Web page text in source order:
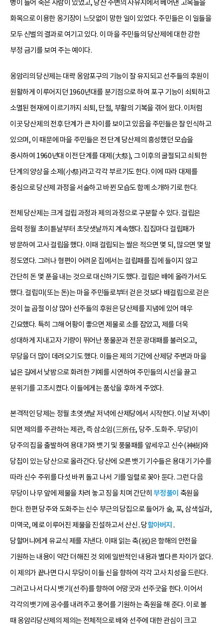
병이 들어 죽은 사람이 있었고, 당산 주변의 사유지에서 베어낸 고목들을
화목으로 이용한 옹기장이 느닷없이 망한 일이 있었다. 주민들은 이 일들을
모두 신벌의 결과로 여기고 있다. 이 마을 주민들의 당산제에 대한 강한
부정 금기를 보여 주는 예이다.
옹암리의 당산제는 대략 옹암포구의 기능이 잘 유지되고 선주들의 후원이
원활하게 이루어지던 1960년대를 분기점으로 하여 포구 기능이 쇠퇴하고
소멸된 현재에 이르기까지 쇠퇴, 단절, 부활의 기복을 겪어 왔다. 이처럼
이곳 당산제의 전후 단계가 큰 차이를 보이고 있음을 주민들은 잘 인식하고
있으며, 이 때문에 마을 주민들은 전 단계 당산제의 흥성했던 모습을
중시하여 1960년대 이전 단계를 대제(大祭), 그 이후의 굴절되고 쇠퇴한
단계의 양상을 소제(小祭)라고 각각 부르기도 한다. 이에 따라 대제를
중심으로 당산제 과정을 서술하고 바뀐 모습도 함께 소개하기로 한다.
전체 당산제는 크게 걸립 과정과 제의 과정으로 구분할 수 있다. 걸립은
음력 정월 초이튿날부터 초닷샛날까지 계속했다. 집집마다 걸립패가
방문하여 고사 걸립을 했다. 이때 걸립되는 쌀은 적으면 몇 되, 많으면 몇 말
정도였다. 그러나 형편이 어려운 집에서는 걸립패를 집에 들이지 않고
간단히 돈 몇 푼을 내는 것으로 대신하기도 했다. 걸립은 배에 올라가서도
했다. 걸립미(또는 돈)는 마을 주민들로부터 걷은 것보다 배걸립으로 걷은
것이 늘 곱절 이상 많아 선주들의 후원은 당산제를 지냄에 있어 매우
긴요했다. 특히 그해 어황이 좋으면 제물로 소를 잡았고, 제를 더욱
성대하게 지내고자 기량이 뛰어난 풍물꾼과 전문 광대패를 불러오고,
무당을 더 많이 데려오기도 했다. 이들은 제의 기간에 산제당 주변과 마을
넓은 길에서 낮밤으로 화려한 기예를 시연하여 주민들의 시선을 끌고
분위기를 고조시켰다. 이들에게는 품삯을 후하게 주었다.
본격적인 당제는 정월 초엿샛날 저녁에 산제당에서 시작한다. 이날 저녁이
되면 제의를 주관하는 제관, 즉 삼소임(三所任, 당주․도화주․무당)이
당주의 집을 출발하여 용대기와 뱃기 및 풍물패를 앞세우고 신수(神樹)와
당집이 있는 당산으로 올라간다. 당산에 오른 뱃기 기수들은 용대기 기수를
따라 신수 주위를 다섯 바퀴 돌고 나서 기를 일렬로 꽂아 둔다. 그런 다음
무당이 나무 앞에 제물을 차려 놓고 징을 치며 간단히 부정풀이 축원을
한다. 한편 당주와 도화주는 신수 부근의 당집으로 들어가 술, 포, 삼색실과,
미역국, 메로 이루어진 제물을 진설하고서 산신․당할아버지 ․
당할머니에게 유교식 제를 지낸다. 이때 읽는 축(祝)은 항해의 안전을
기원하는 내용이 약간 더해진 것 외에 일반적인 내용과 별다른 차이가 없다.
이 제의가 끝나면 다시 무당이 이들 신을 향하여 각각 고사 치성을 드린다.
그러고 나서 다시 뱃기(선주)를 향하여 어망굿과 선주굿을 한다. 이어서
각각의 뱃기에 공수를 내려주고 풍어를 기원하는 축원을 해 준다. 이로 볼
때 옹암리당산제의 제의는 전체적으로 배와 선주에 대한 관심이 크고